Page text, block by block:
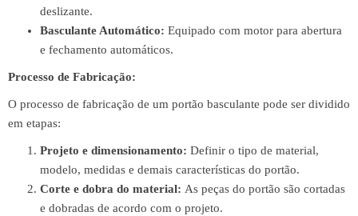
deslizante.
Basculante Automático: Equipado com motor para abertura
e fechamento automáticos.
Processo de Fabricação:
O processo de fabricação de um portão basculante pode ser dividido
em etapas:
Projeto e dimensionamento: Definir o tipo de material,
modelo, medidas e demais características do portão.
Corte e dobra do material: As peças do portão são cortadas
e dobradas de acordo com o projeto.